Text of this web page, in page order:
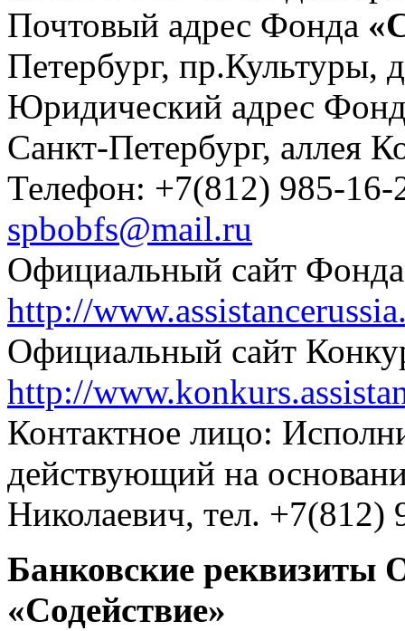
Почтовый адрес Фонда
Петербург, пр.Культуры,
Юридический адрес
Санкт-Петербург, аллея
Телефон: +7(812) 985-
spbobfs@mail.ru
Официальный сайт
http://
Официальный сайт
http://
Контактное лицо:
действующий на
Николаевич, тел. +7(812)
Банковские реквизиты
«Содействие»